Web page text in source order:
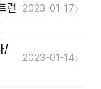
런 2023-01-17›
/
2023-01-14›